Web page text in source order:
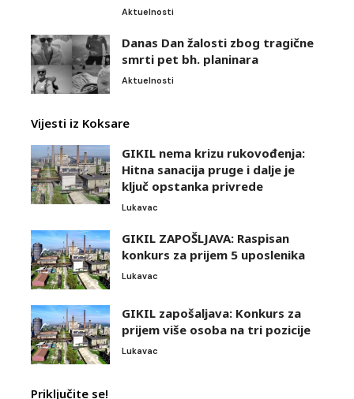
Aktuelnosti
Danas Dan žalosti zbog tragične
smrti pet bh. planinara
Aktuelnosti
Vijesti iz Koksare
GIKIL nema krizu rukovođenja:
Hitna sanacija pruge i dalje je
ključ opstanka privrede
Lukavac
GIKIL ZAPOŠLJAVA: Raspisan
konkurs za prijem 5 uposlenika
Lukavac
GIKIL zapošaljava: Konkurs za
prijem više osoba na tri pozicije
Lukavac
Priključite se!